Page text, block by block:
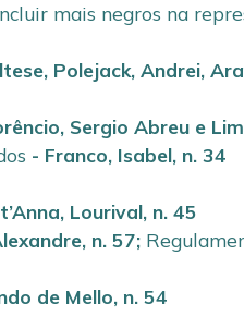
mais negros na
, Polejack, Andrei,
Sergio Abreu e
- Franco, Isabel, n. 34
Lourival, n. 45
, n. 57;
de Mello, n. 54